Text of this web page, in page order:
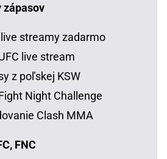
streamy zadarmo
live stream
z poľskej KSW
Night Challenge
Clash MMA
FNC